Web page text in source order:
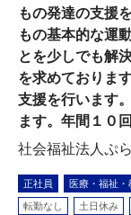
もの発達の支援
もの基本的な運
とを少しでも解
を求めておりま
支援を行います
ます。年間１０
社会福祉法人ぷ
正社員 医療・福祉・
転勤なし 土日休み